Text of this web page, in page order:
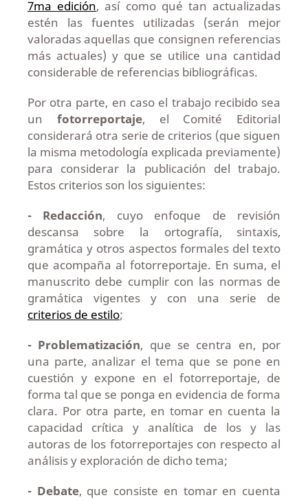
7ma edición, así como qué tan actualizadas
estén las fuentes utilizadas (serán mejor
valoradas aquellas que consignen referencias
más actuales) y que se utilice una cantidad
considerable de referencias bibliográficas.
Por otra parte, en caso el trabajo recibido sea
un fotorreportaje, el Comité Editorial
considerará otra serie de criterios (que siguen
la misma metodología explicada previamente)
para considerar la publicación del trabajo.
Estos criterios son los siguientes:
- Redacción, cuyo enfoque de revisión
descansa sobre la ortografía, sintaxis,
gramática y otros aspectos formales del texto
que acompaña al fotorreportaje. En suma, el
manuscrito debe cumplir con las normas de
gramática vigentes y con una serie de
criterios de estilo;
- Problematización, que se centra en, por
una parte, analizar el tema que se pone en
cuestión y expone en el fotorreportaje, de
forma tal que se ponga en evidencia de forma
clara. Por otra parte, en tomar en cuenta la
capacidad crítica y analítica de los y las
autoras de los fotorreportajes con respecto al
análisis y exploración de dicho tema;
- Debate, que consiste en tomar en cuenta